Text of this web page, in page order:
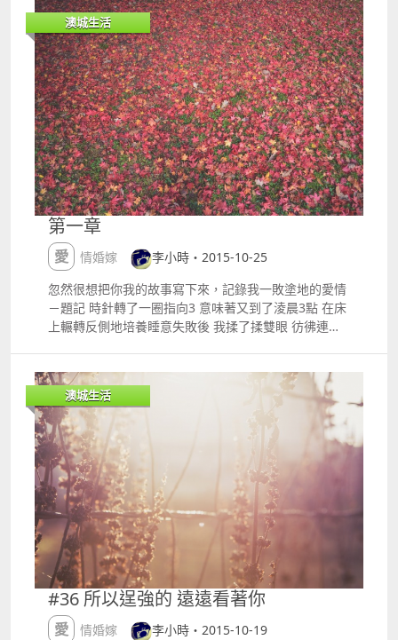
次出差時買回來給我的香水典雅的花香味與我其實不搭
我從來就不是個優雅的人成熟的香水味讓我像小孩穿上
大人的衣服般滑稽可惜你從來不在意正如你其實早已忘
了這瓶當作人情的伴手禮只有我像個傻瓜一樣放在心上
不時為此沾沾自喜「等你很久了！」你說眉頭皺得讓我
以為做了甚麼傷天害理的事我並沒有遲到甚至還早了十
五分鐘到達也許你的準時的定義與我的有些距離「對不
起！」我說我不懂為甚麼要為一些不是我的過錯而道歉
也許是因為息事寧人不想把你我珍貴的相處畫面蒙受不
白之冤在電影院暗燈的時候我很緊張心跳甚至快得讓我
暈眩坐在你身邊的我沒有辦法專心的看幸好我早就在網
上熟讀那些電影分析不然我的臉子都快要丟到大西洋去
了電影完場後才七時多我期待這場約會的後續卻在看見
你冷淡的面色後放棄「怎麼了？不好看嗎？」我怯生生
地問你心不在焉地應了聲車廂內的沉默讓我很難過於是
我開始把我從網上看的分析如數家珍地向你說我希望你
不會從我故作輕快的聲調中找出我半點緊張的情緒現在
想來很可笑一直以自己為中心的你又怎會突然如此細心
如此坦白這樣好嗎你難道覺得我不會難過嗎還是我就算
難過你亦覺得沒所謂我很生氣生氣得快要哭了但我卻咬
實了牙關倔強的不把淚流出來我怕你會看出我的狼狽我
更怕的是你看出我的軟弱後仍然無動如衷我在心裏問了
一百遍為甚麼要喜歡這麼殘忍的你
澳城生活
第一章
愛情婚嫁
李小時・2015-10-25
忽然很想把你我的故事寫下來，記錄我一敗塗地的愛情
－題記 時針轉了一圈指向3 意味著又到了淩晨3點 在床
上輾轉反側地培養睡意失敗後 我揉了揉雙眼 彷彿連睡
到穿得有點單薄 又懶得回去房裏穿衣 要是你在 一定會
說我活該吧 你總是對我很嚴厲 而我又偏偏犯賤得很 不
發一言地讓你罵得徹底 也許這樣 是我惟一的用處吧 我
想 噢 看來我想得太遠了 手指已經冷得有點僵硬 不過這
樣也好 這樣便不會慣性的拿起電話傳簡訊給你 然後在
成功發出後後悔得要命 在明天的早晨更不用裝著發錯了
簡訊 我受夠了我的裝模作樣 於是我為自己泡了一杯咖
啡 想像對美食很挑剔的你 會怎樣嫌棄三合一即溶咖啡
的口感 是不是還會嘲弄一句 「深宵還泡咖啡 活該失眠
你的腦子總是有病...」 嗯 沒病也怎麼會對你這麼死心
塌地呢 這是我一直沒有說出口的反駁 整個客廳飄著咖
啡香 口感甚麼也不重要吧 重要的是 它正好温暖著我的
雙手 我的心房 也恰好的讓我的手上有東西拿著 打消了
不要臉的簡訊 免卻明天 我早已預測得到的 難堪
澳城生活
#36 所以逞強的 遠遠看著你
愛情婚嫁
李小時・2015-10-19